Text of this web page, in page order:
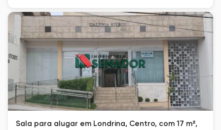
Sala para alugar em Londrina, Centro, com 17 m²,